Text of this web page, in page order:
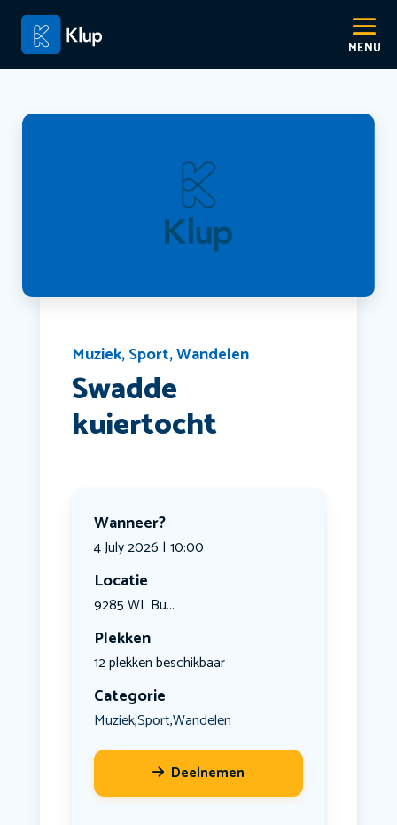
Muziek,Sport,Wandelen
Swadde
kuiertocht
Wanneer?
4 July 2026 | 10:00
Locatie
9285 WL Bu...
Plekken
12 plekken beschikbaar
Categorie
Muziek,Sport,Wandelen
Deelnemen